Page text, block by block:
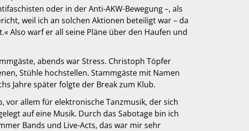
oder in der Anti-AKW-Bewegung –, als
weil ich an solchen Aktionen beteiligt war – da
Also warf er all seine Pläne über den Haufen und
abends war Stress. Christoph Töpfer
Stühle hochstellen. Stammgäste mit Namen
Jahre später folgte der Break zum Klub.
vor allem für elektronische Tanzmusik, der sich
auf eine Musik. Durch das Sabotage bin ich
Bands und Live-Acts, das war mir sehr